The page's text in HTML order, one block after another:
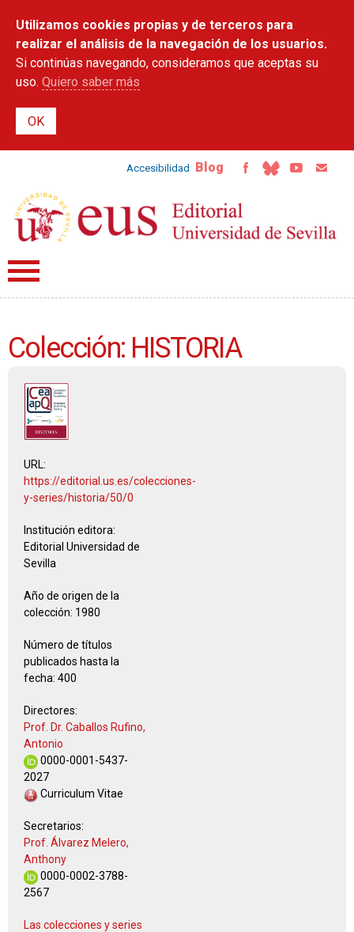
contenido
principal
Utilizamos cookies propias y de terceros para
realizar el análisis de la navegación de los usuarios.
Si continúas navegando, consideramos que aceptas su
uso. Quiero saber más
Accesibilidad Blog
Colección: HISTORIA
URL:
https://editorial.us.es/colecciones-
y-series/historia/50/0
Institución editora:
Editorial Universidad de
Sevilla
Año de origen de la
colección: 1980
Número de títulos
publicados hasta la
fecha: 400
Directores:
Prof. Dr. Caballos Rufino,
Antonio
0000-0001-5437-
2027
Curriculum Vitae
Secretarios:
Prof. Álvarez Melero,
Anthony
0000-0002-3788-
2567
Las colecciones y series